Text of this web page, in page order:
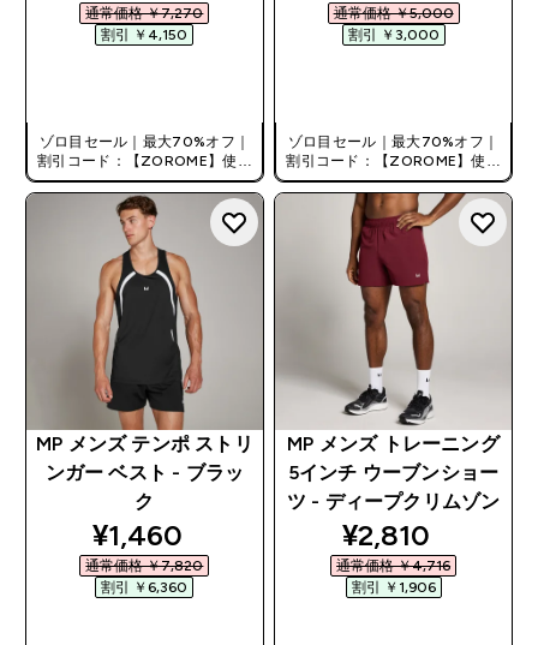
通常価格 ￥7,270‎
割引 ￥4,150‎
ゾロ目セール｜最大70%オフ｜
割引コード：【ZOROME】使用
で追加10%オフ！
通常価格 ￥5,000‎
割引 ￥3,000‎
ゾロ目セール｜最大70%オフ｜
割引コード：【ZOROME】使用
で追加10%オフ！
MP メンズ テンポ ストリ
ンガー ベスト - ブラッ
ク
discounted price
¥1,460‎
通常価格 ￥7,820‎
割引 ￥6,360‎
MP メンズ トレーニング
5インチ ウーブンショー
ツ - ディープクリムゾン
discounted
¥2,810‎
通常価格 ￥4,716‎
割引 ￥1,906‎